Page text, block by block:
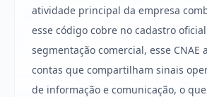
atividade principal da empresa
esse código cobre no cadastro
segmentação comercial, esse CNAE
contas que compartilham sinais
de informação e comunicação, o